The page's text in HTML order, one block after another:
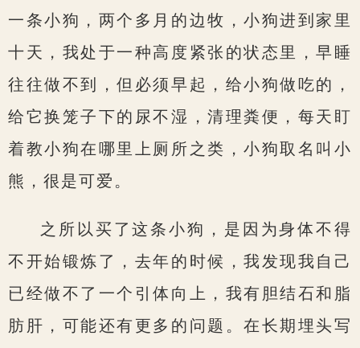
一条小狗，两个多月的边牧，小狗进到家里
十天，我处于一种高度紧张的状态里，早睡
往往做不到，但必须早起，给小狗做吃的，
给它换笼子下的尿不湿，清理粪便，每天盯
着教小狗在哪里上厕所之类，小狗取名叫小
熊，很是可爱。
之所以买了这条小狗，是因为身体不得
不开始锻炼了，去年的时候，我发现我自己
已经做不了一个引体向上，我有胆结石和脂
肪肝，可能还有更多的问题。在长期埋头写